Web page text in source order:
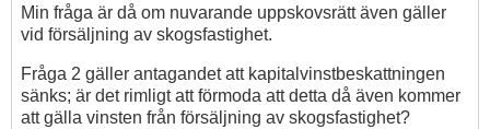
Min fråga är då om nuvarande uppskovsrätt även gäller
vid försäljning av skogsfastighet.
Fråga 2 gäller antagandet att kapitalvinstbeskattningen
sänks; är det rimligt att förmoda att detta då även kommer
att gälla vinsten från försäljning av skogsfastighet?